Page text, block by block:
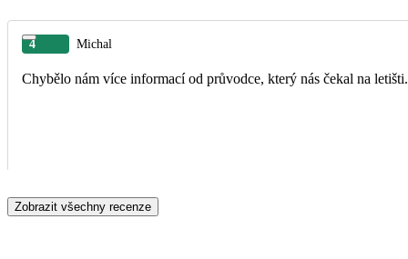
4 Michal
Chybělo nám více informací od průvodce, který nás čekal na letišti.
Zobrazit všechny recenze